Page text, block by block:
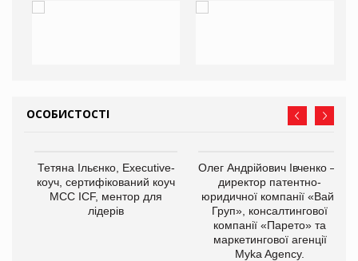
ОСОБИСТОСТІ
Тетяна Ільєнко, Executive-
коуч, сертифікований коуч
МСС ICF, ментор для
лідерів
Олег Андрійович Івченко —
директор патентно-
юридичної компанії «Вайз
Груп», консалтингової
компанії «Парето» та
маркетингової агенції
Myka Agency.